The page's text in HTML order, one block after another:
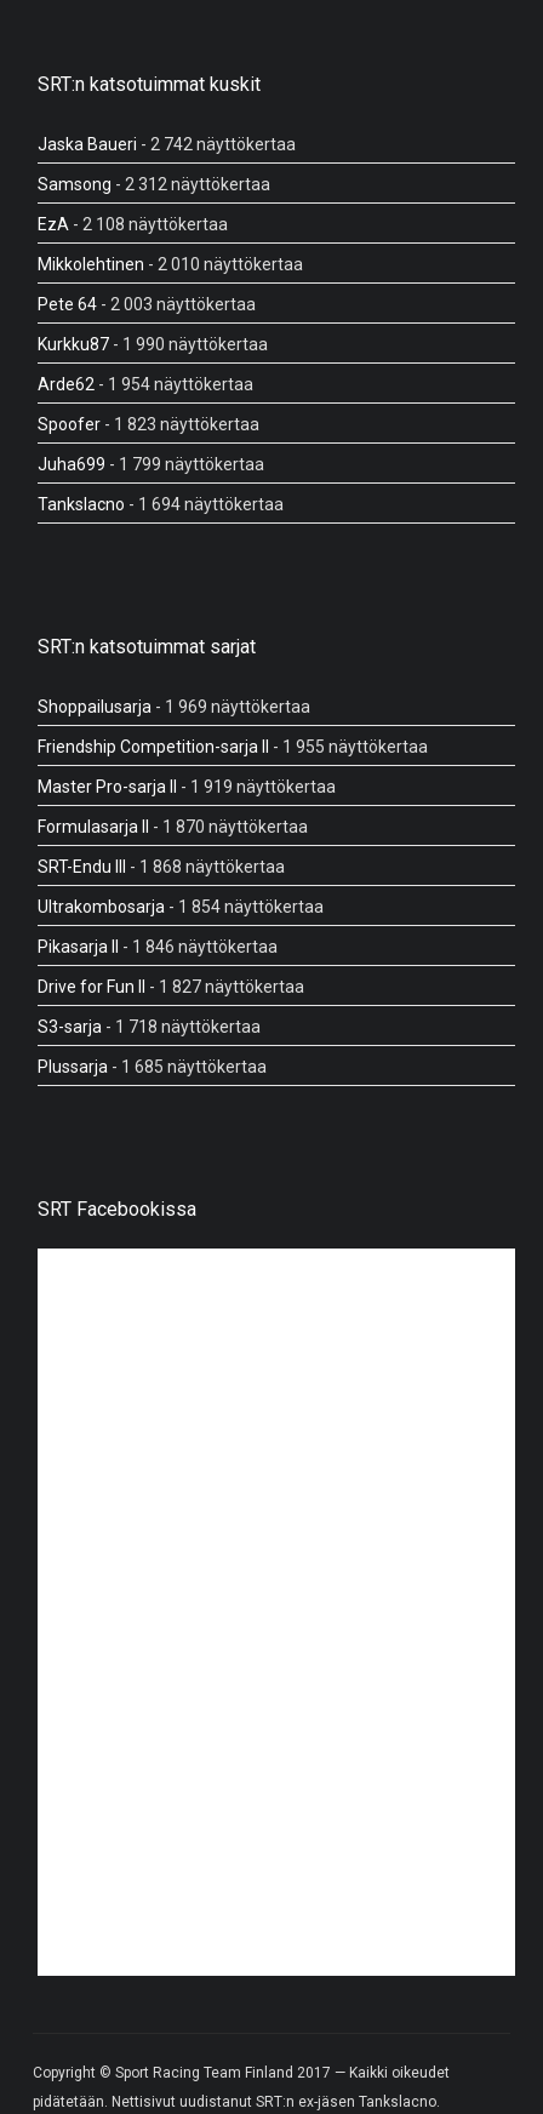
SRT:n katsotuimmat kuskit
Jaska Baueri - 2 742 näyttökertaa
Samsong - 2 312 näyttökertaa
EzA - 2 108 näyttökertaa
Mikkolehtinen - 2 010 näyttökertaa
Pete 64- 2 003 näyttökertaa
Kurkku87- 1 990 näyttökertaa
Arde62 - 1 954 näyttökertaa
Spoofer- 1 823 näyttökertaa
Juha699 - 1 799 näyttökertaa
Tankslacno - 1 694 näyttökertaa
SRT:n katsotuimmat sarjat
Shoppailusarja - 1 969 näyttökertaa
Friendship Competition-sarja II - 1 955 näyttökertaa
Master Pro-sarja II - 1 919 näyttökertaa
Formulasarja II - 1 870 näyttökertaa
SRT-Endu III - 1 868 näyttökertaa
Ultrakombosarja - 1 854 näyttökertaa
Pikasarja II - 1 846 näyttökertaa
Drive for Fun II - 1 827 näyttökertaa
S3-sarja - 1 718 näyttökertaa
Plussarja - 1 685 näyttökertaa
SRT Facebookissa
Copyright © Sport Racing Team Finland 2017 — Kaikki oikeudet
pidätetään. Nettisivut uudistanut SRT:n ex-jäsen Tankslacno.